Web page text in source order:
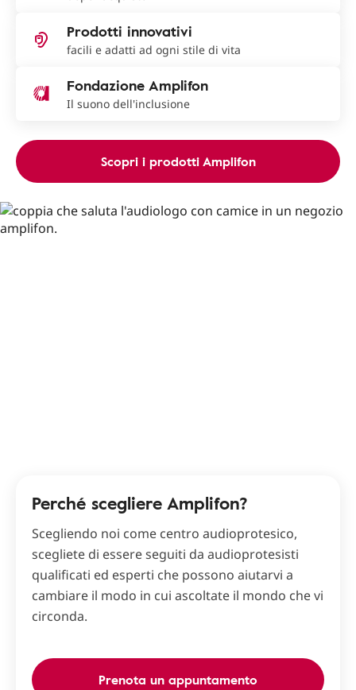
Prodotti innovativi
facili e adatti ad ogni stile di vita
Fondazione Amplifon
Il suono dell'inclusione
Scopri i prodotti Amplifon
Perché scegliere Amplifon?
Scegliendo noi come centro audioprotesico,
scegliete di essere seguiti da audioprotesisti
qualificati ed esperti che possono aiutarvi a
cambiare il modo in cui ascoltate il mondo che vi
circonda.
Prenota un appuntamento